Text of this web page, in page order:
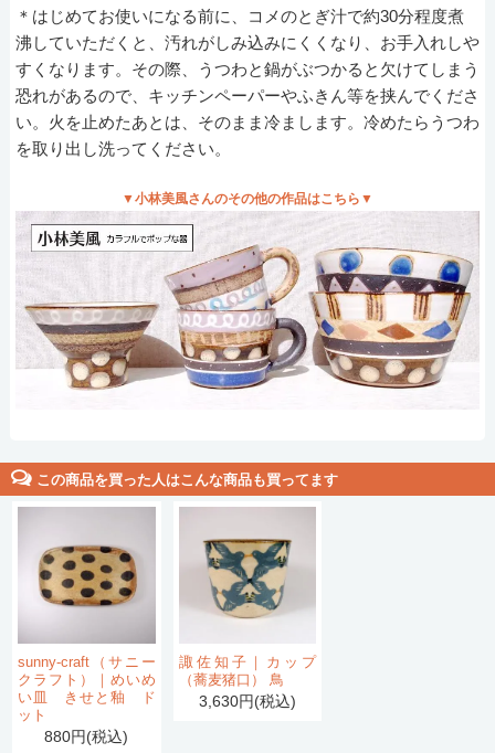
＊はじめてお使いになる前に、コメのとぎ汁で約30分程度煮
沸していただくと、汚れがしみ込みにくくなり、お手入れしや
すくなります。その際、うつわと鍋がぶつかると欠けてしまう
恐れがあるので、キッチンペーパーやふきん等を挟んでくださ
い。火を止めたあとは、そのまま冷まします。冷めたらうつわ
を取り出し洗ってください。
▼小林美風さんのその他の作品はこちら▼
この商品を買った人はこんな商品も買ってます
sunny-craft（サニー
クラフト）｜めいめ
い皿 きせと釉 ド
ット
880円(税込)
諏佐知子｜カップ
（蕎麦猪口） 鳥
3,630円(税込)